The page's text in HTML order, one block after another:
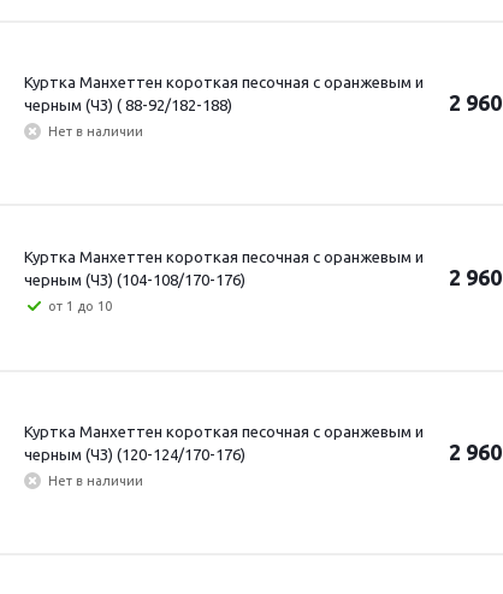
Куртка Манхеттен короткая песочная с оранжевым и
черным (ЧЗ) ( 88-92/182-188)
Нет в наличии
2 960
Куртка Манхеттен короткая песочная с оранжевым и
черным (ЧЗ) (104-108/170-176)
от 1 до 10
2 960
Куртка Манхеттен короткая песочная с оранжевым и
черным (ЧЗ) (120-124/170-176)
Нет в наличии
2 960